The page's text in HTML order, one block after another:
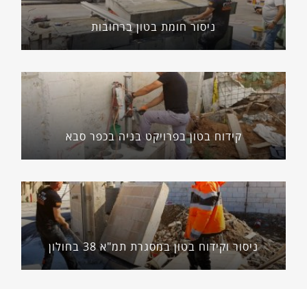
ניסור חומת בטון ברחובות
קידוח בטון בפרויקט בניה בכפר סבא
ניסור וקידוח בטון במסגרת תמ"א 38 בחולון